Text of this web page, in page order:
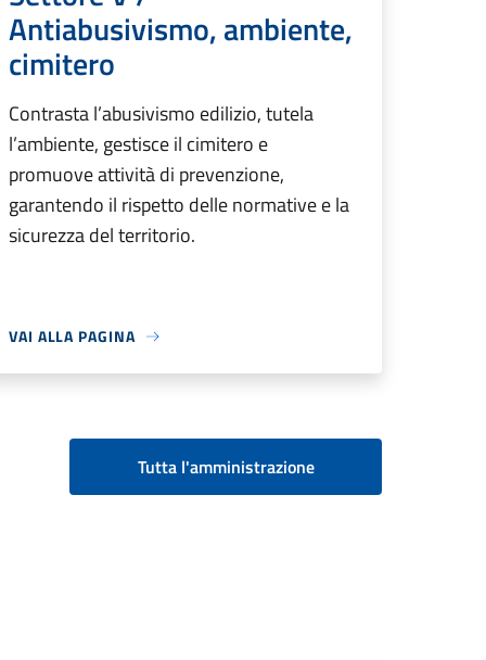
Antiabusivismo, ambiente,
cimitero
Contrasta l’abusivismo edilizio, tutela
l’ambiente, gestisce il cimitero e
promuove attività di prevenzione,
garantendo il rispetto delle normative e la
sicurezza del territorio.
VAI ALLA PAGINA
Tutta l'amministrazione